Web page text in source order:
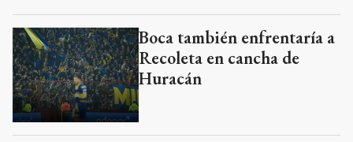
Boca también enfrentaría a
Recoleta en cancha de
Huracán